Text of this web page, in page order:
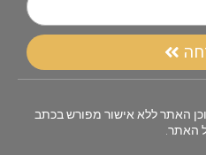
האתר ללא אישור מפורש בכתב
האתר.